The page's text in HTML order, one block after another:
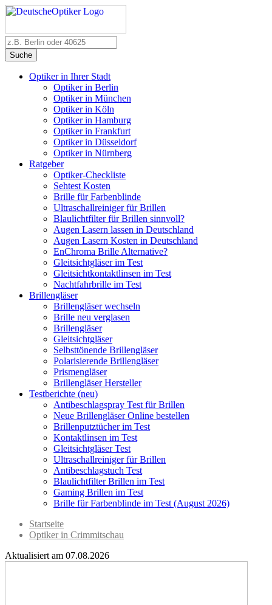
Suche
Optiker in Ihrer Stadt
Optiker in Berlin
Optiker in München
Optiker in Köln
Optiker in Hamburg
Optiker in Frankfurt
Optiker in Düsseldorf
Optiker in Nürnberg
Ratgeber
Optiker-Checkliste
Sehtest Kosten
Brille für Farbenblinde
Ultraschallreiniger für Brillen
Blaulichtfilter für Brillen sinnvoll?
Augen Lasern lassen in Deutschland
Augen Lasern Kosten in Deutschland
EnChroma Brille Alternative?
Gleitsichtgläser im Test
Gleitsichtkontaktlinsen im Test
Nachtfahrbrille im Test
Brillengläser
Brillengläser wechseln
Brille neu verglasen
Brillengläser
Gleitsichtgläser
Selbsttönende Brillengläser
Polarisierende Brillengläser
Prismengläser
Brillengläser Hersteller
Testberichte (neu)
Antibeschlagspray Test für Brillen
Neue Brillengläser Online bestellen
Brillenputztücher im Test
Kontaktlinsen im Test
Gleitsichtgläser Test
Ultraschallreiniger für Brillen
Antibeschlagstuch Test
Blaulichtfilter Brillen im Test
Gaming Brillen im Test
Brille für Farbenblinde im Test (August 2026)
Startseite
Optiker in Crimmitschau
Aktualisiert am 07.08.2026